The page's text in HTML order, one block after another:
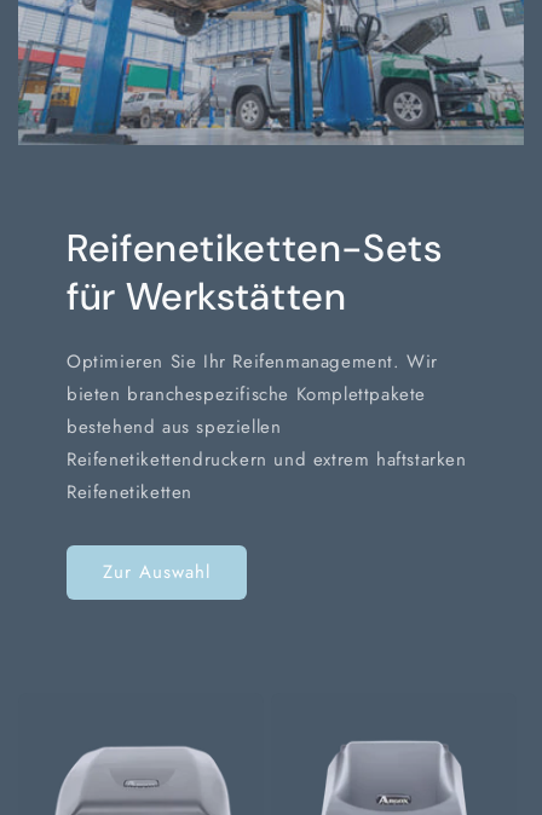
Reifenetiketten-Sets
für Werkstätten
Optimieren Sie Ihr Reifenmanagement. Wir
bieten branchespezifische Komplettpakete
bestehend aus speziellen
Reifenetikettendruckern und extrem haftstarken
Reifenetiketten
Zur Auswahl